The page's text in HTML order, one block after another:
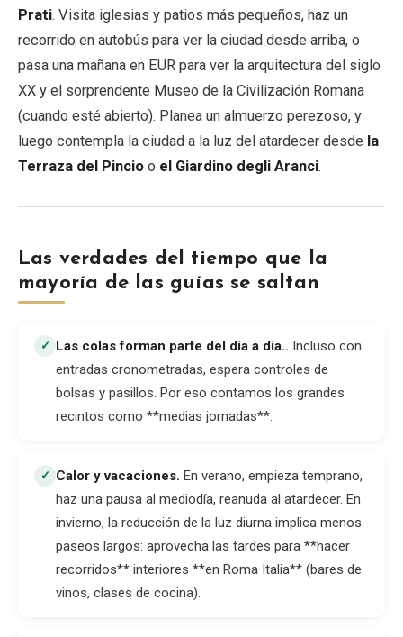
Prati. Visita iglesias y patios más pequeños, haz un
recorrido en autobús para ver la ciudad desde arriba, o
pasa una mañana en EUR para ver la arquitectura del siglo
XX y el sorprendente Museo de la Civilización Romana
(cuando esté abierto). Planea un almuerzo perezoso, y
luego contempla la ciudad a la luz del atardecer desde la
Terraza del Pincio o el Giardino degli Aranci.
Las verdades del tiempo que la
mayoría de las guías se saltan
✓ Las colas forman parte del día a día.. Incluso con
entradas cronometradas, espera controles de
bolsas y pasillos. Por eso contamos los grandes
recintos como **medias jornadas**.
✓ Calor y vacaciones. En verano, empieza temprano,
haz una pausa al mediodía, reanuda al atardecer. En
invierno, la reducción de la luz diurna implica menos
paseos largos: aprovecha las tardes para **hacer
recorridos** interiores **en Roma Italia** (bares de
vinos, clases de cocina).